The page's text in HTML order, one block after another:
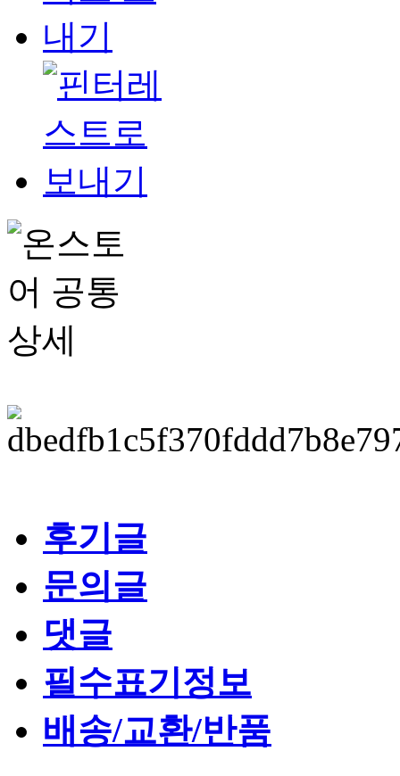
후기글
문의글
댓글
필수표기정보
배송/교환/반품